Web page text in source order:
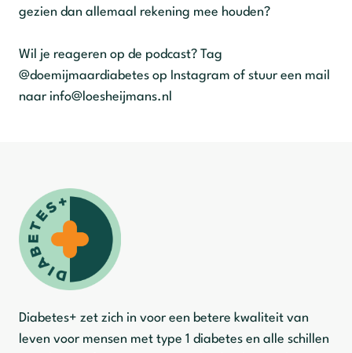
gezien dan allemaal rekening mee houden?
Wil je reageren op de podcast? Tag
@doemijmaardiabetes op Instagram of stuur een mail
naar info@loesheijmans.nl
Diabetes+ zet zich in voor een betere kwaliteit van
leven voor mensen met type 1 diabetes en alle schillen